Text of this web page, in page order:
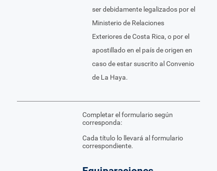
ser debidamente legalizados por el
Ministerio de Relaciones
Exteriores de Costa Rica, o por el
apostillado en el país de origen en
caso de estar suscrito al Convenio
de La Haya.
Completar el formulario según
corresponda:
Cada título lo llevará al formulario
correspondiente.